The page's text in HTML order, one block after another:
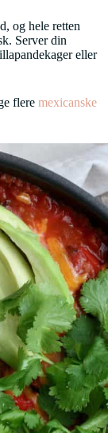
og hele retten
Server din
eller
flere mexicanske